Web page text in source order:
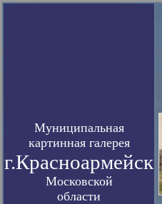
Муниципальная
картинная галерея
г.Красноармейск
Московской
области